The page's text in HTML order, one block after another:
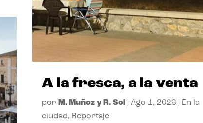
A la fresca, a la venta
por M. Muñoz y R. Sol Ago 1, 2026
En la
ciudad, Reportaje